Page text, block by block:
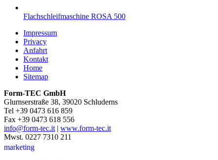
Flachschleifmaschine ROSA 500
Impressum
Privacy
Anfahrt
Kontakt
Home
Sitemap
Form-TEC GmbH
Glurnserstraße 38, 39020 Schluderns
Tel +39 0473 616 859
Fax +39 0473 618 556
info@form-tec.it| www.form-tec.it
Mwst. 0227 7310 211
marketing